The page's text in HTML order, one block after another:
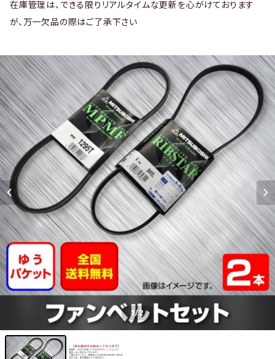
在庫管理は、できる限りリアルタイムな更新を心がけております
が、万一欠品の際はご了承下さい
1/2